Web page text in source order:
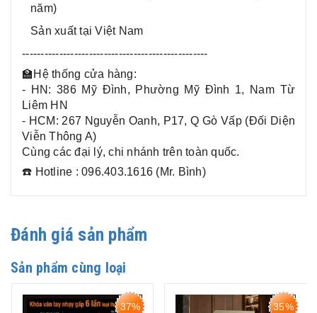
năm)
Sản xuất tại Việt Nam
--------------------------------------------------
🏫Hệ thống cửa hàng:
- HN: 386 Mỹ Đình, Phường Mỹ Đình 1, Nam Từ
Liêm HN
- HCM: 267 Nguyễn Oanh, P17, Q Gò Vấp (Đối Diện
Viễn Thông A)
Cùng các đại lý, chi nhánh trên toàn quốc.
☎️ Hotline : 096.403.1616 (Mr. Bình)
Đánh giá sản phẩm
Sản phẩm cùng loại
37% 35%